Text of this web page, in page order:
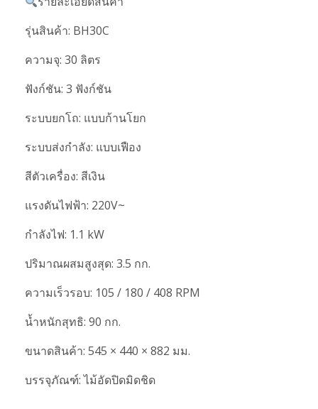
รุ่นสินค้า: BH30C
ความจุ: 30 ลิตร
ฟังก์ชัน: 3 ฟังก์ชัน
ระบบยกโถ: แบบก้านโยก
ระบบส่งกำลัง: แบบเฟือง
สีตัวเครื่อง: สีเงิน
แรงดันไฟฟ้า: 220V~
กำลังไฟ: 1.1 kW
ปริมาณผสมสูงสุด: 3.5 กก.
ความเร็วรอบ: 105 / 180 / 408 RPM
น้ำหนักสุทธิ: 90 กก.
ขนาดสินค้า: 545 × 440 × 882 มม.
บรรจุภัณฑ์: ไม้อัดปิดมิดชิด